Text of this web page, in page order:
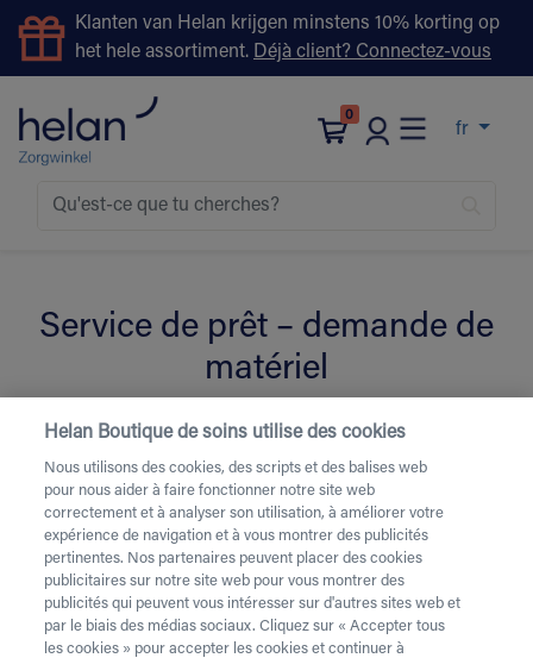
Klanten van Helan krijgen minstens 10% korting op
het hele assortiment. Déjà client? Connectez-vous
0
fr
Service de prêt – demande de
matériel
Remplissez le formulaire ci-dessous pour la location de
matériel de soins.Besoin d’une livraison urgente ou
d’une livraison le week-end? Contactez-nous par
téléphone au 02 218 22 22.
Vous avez besoin de béquilles? Celles-ci sont
uniquement disponibles à l’achat. Vous souhaitez faire
retirer du matériel de location ? C’est possibleici
Helan Boutique de soins utilise des cookies
Nous utilisons des cookies, des scripts et des balises web
pour nous aider à faire fonctionner notre site web
correctement et à analyser son utilisation, à améliorer votre
expérience de navigation et à vous montrer des publicités
pertinentes. Nos partenaires peuvent placer des cookies
publicitaires sur notre site web pour vous montrer des
publicités qui peuvent vous intéresser sur d'autres sites web et
par le biais des médias sociaux. Cliquez sur « Accepter tous
les cookies » pour accepter les cookies et continuer à